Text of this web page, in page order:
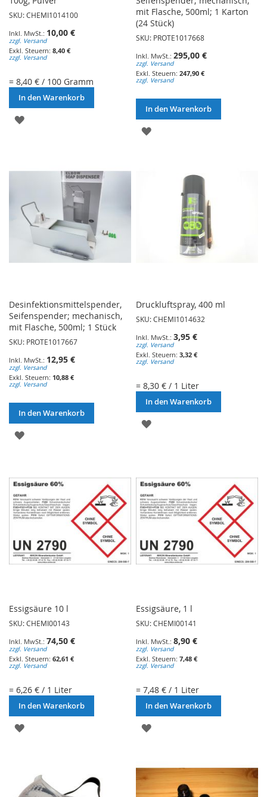
SKU: CHEMI1014100
10,00 €
zzgl. Versand
8,40 €
zzgl. Versand
= 8,40 € / 100 Gramm
In den Warenkorb
ZUR
mit Flasche, 500ml; 1 Karton
(24 Stück)
SKU: PROTE1017668
295,00 €
zzgl. Versand
247,90 €
zzgl. Versand
In den Warenkorb
ZUR
Desinfektionsmittelspender,
Seifenspender; mechanisch,
mit Flasche, 500ml; 1 Stück
SKU: PROTE1017667
12,95 €
zzgl. Versand
10,88 €
zzgl. Versand
In den Warenkorb
ZUR
HINZUFÜGEN
Druckluftspray, 400 ml
SKU: CHEMI1014632
3,95 €
zzgl. Versand
3,32 €
zzgl. Versand
= 8,30 € / 1 Liter
In den Warenkorb
ZUR
Essigsäure 10 l
SKU: CHEMI00143
74,50 €
zzgl. Versand
62,61 €
zzgl. Versand
= 6,26 € / 1 Liter
In den Warenkorb
ZUR
Essigsäure, 1 l
SKU: CHEMI00141
8,90 €
zzgl. Versand
7,48 €
zzgl. Versand
= 7,48 € / 1 Liter
In den Warenkorb
ZUR
HINZUFÜGEN